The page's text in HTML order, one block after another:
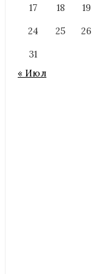
17
18 19
24
25 26
31
« Июл